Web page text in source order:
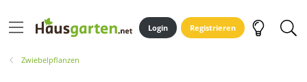
Login Registrieren
Zwiebelpflanzen